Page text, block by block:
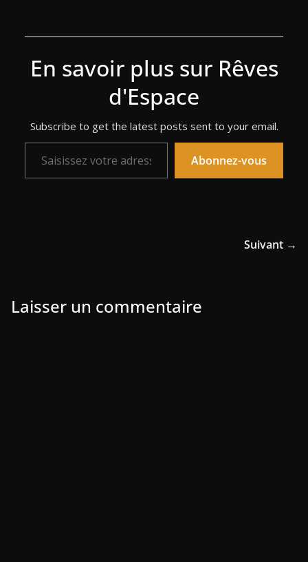
En savoir plus sur Rêves
d'Espace
Subscribe to get the latest posts sent to your email.
Saisissez votre adresse e-mail…
Abonnez-vous
Suivant →
Laisser un commentaire